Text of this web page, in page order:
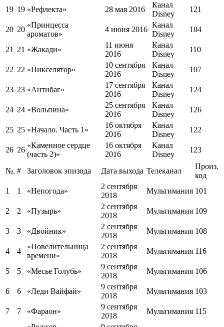
19 19 «Рефлекта» 28 мая 2016
Канал
Disney
121
20 20
«Принцесса
ароматов»
4 июня 2016
Канал
Disney
104
21 21 «Жакади»
11 июня
2016
Канал
Disney
110
22 22 «Пикселятор»
10 сентября
2016
Канал
Disney
107
23 23 «Антибаг»
17 сентября
2016
Канал
Disney
124
24 24 «Вольпина»
25 сентября
2016
Канал
Disney
126
25 25 «Начало. Часть 1»
16 октября
2016
Канал
Disney
122
26 26
«Каменное сердце
(часть 2)»
16 октября
2016
Канал
Disney
123
№. # Заголовок эпизода Дата выхода Телеканал
Произ.
код
1
1 «Непогода»
2 сентября
2018
Мультимания 101
2 2 «Пузырь»
2 сентября
2018
Мультимания 109
3 3 «Двойник»
2 сентября
2018
Мультимания 108
4 4
«Повелительница
времени»
2 сентября
2018
Мультимания 116
5 5 «Месье Голубь»
9 сентября
2018
Мультимания 106
6 6 «Леди Вайфай»
9 сентября
2018
Мультимания 103
7 7 «Фараон»
9 сентября
2018
Мультимания 115